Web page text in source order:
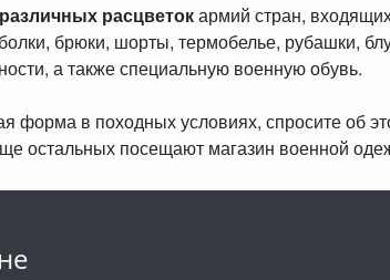
расцветокармий стран,
брюки, шорты, термобелье, рубашки,
а также специальную военную обувь.
форма в походных условиях, спросите об
остальных посещают магазин военной